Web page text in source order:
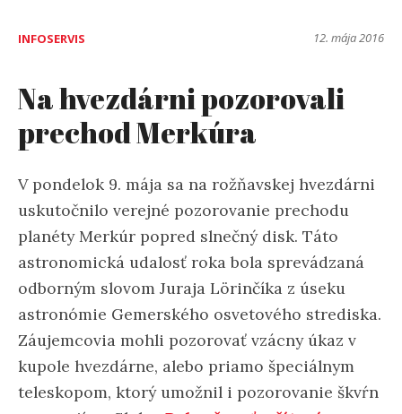
INFOSERVIS 12. mája 2016
Na hvezdárni pozorovali
prechod Merkúra
V pondelok 9. mája sa na rožňavskej hvezdárni
uskutočnilo verejné pozorovanie prechodu
planéty Merkúr popred slnečný disk. Táto
astronomická udalosť roka bola sprevádzaná
odborným slovom Juraja Lörinčíka z úseku
astronómie Gemerského osvetového strediska.
Záujemcovia mohli pozorovať vzácny úkaz v
kupole hvezdárne, alebo priamo špeciálnym
teleskopom, ktorý umožnil i pozorovanie škvŕn